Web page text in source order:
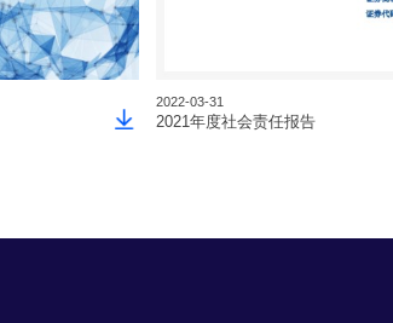
2022-03-31
2021年度社会责任报告